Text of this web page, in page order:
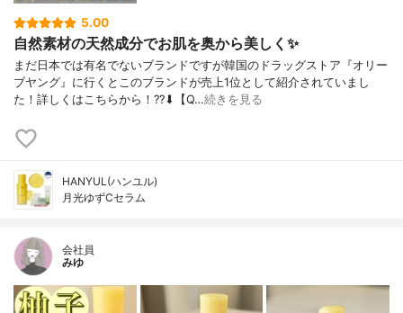
5.00
自然素材の天然成分でお肌を奥から美しく✨
まだ日本では有名でないブランドですが韓国のドラッグストア『オリー
ブヤング』に行くとこのブランドが売上1位として紹介されていまし
た！詳しくはこちらから！??⬇【Q…続きを見る
HANYUL(ハンユル)
月光ゆずCセラム
会社員
みゆ